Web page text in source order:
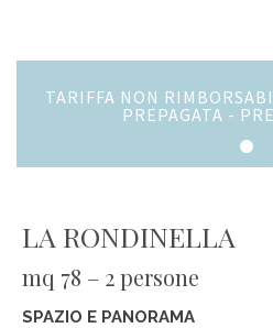
TARIFFA NON
PREPAGATA -
LA RONDINELLA
mq 78 – 2 persone
SPAZIO E PANORAMA